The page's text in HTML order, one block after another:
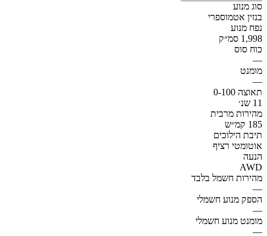
סוג מנוע
בנזין אטמוספרי
נפח מנוע
1,998 סמ״ק
כוח סוס
—
מומנט
—
תאוצה 0-100
11 שנ׳
מהירות מרבית
185 קמ״ש
תיבת הילוכים
אוטומטי רציף
הנעה
AWD
מהירות חשמל בלבד
—
הספק מנוע חשמלי
—
מומנט מנוע חשמלי
—